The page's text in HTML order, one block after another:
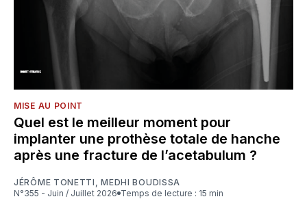
MISE AU POINT
Quel est le meilleur moment pour
implanter une prothèse totale de hanche
après une fracture de l’acetabulum ?
JÉRÔME TONETTI ,MEDHI BOUDISSA
N°355 - Juin / Juillet 2026
Temps de lecture : 15 min